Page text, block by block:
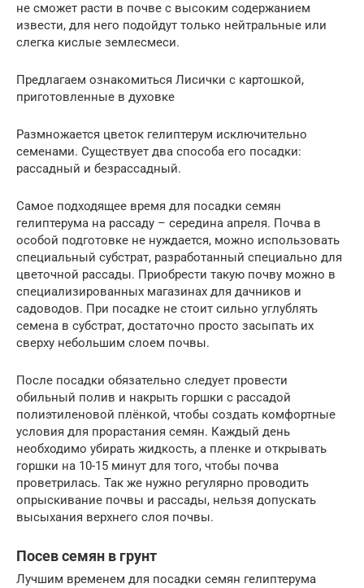
не сможет расти в почве с высоким содержанием
извести, для него подойдут только нейтральные или
слегка кислые землесмеси.
Предлагаем ознакомиться Лисички с картошкой,
приготовленные в духовке
Размножается цветок гелиптерум исключительно
семенами. Существует два способа его посадки:
рассадный и безрассадный.
Самое подходящее время для посадки семян
гелиптерума на рассаду – середина апреля. Почва в
особой подготовке не нуждается, можно использовать
специальный субстрат, разработанный специально для
цветочной рассады. Приобрести такую почву можно в
специализированных магазинах для дачников и
садоводов. При посадке не стоит сильно углублять
семена в субстрат, достаточно просто засыпать их
сверху небольшим слоем почвы.
После посадки обязательно следует провести
обильный полив и накрыть горшки с рассадой
полиэтиленовой плёнкой, чтобы создать комфортные
условия для прорастания семян. Каждый день
необходимо убирать жидкость, а пленке и открывать
горшки на 10-15 минут для того, чтобы почва
проветрилась. Так же нужно регулярно проводить
опрыскивание почвы и рассады, нельзя допускать
высыхания верхнего слоя почвы.
Посев семян в грунт
Лучшим временем для посадки семян гелиптерума